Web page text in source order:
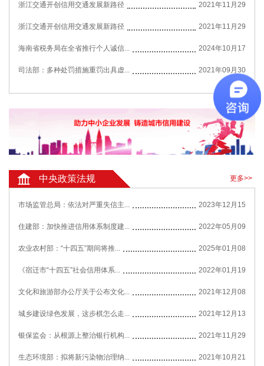
浙江交通开创信用交通发展新路径 2021年11月29
浙江交通开创信用交通发展新路径 2021年11月29
海南省税务局在全省推行个人诚信... 2024年10月17
司法部：多种处罚措施重罚出具虚... 2021年09月30
中央政策法规 更多>>
市场监管总局：依法对严重失信主... 2023年12月15
住建部：加快推进信用体系制度建... 2022年05月09
农业农村部：“十四五”期间将推... 2025年01月08
《宿迁市“十四五”社会信用体系... 2022年01月19
文化和旅游部办公厅关于公布文化... 2021年12月08
城乡建设绿色发展，这步棋怎么走... 2021年12月13
银保监会：从根源上整治银行机构... 2021年11月29
生态环境部：拟将新污染物治理纳... 2021年10月21